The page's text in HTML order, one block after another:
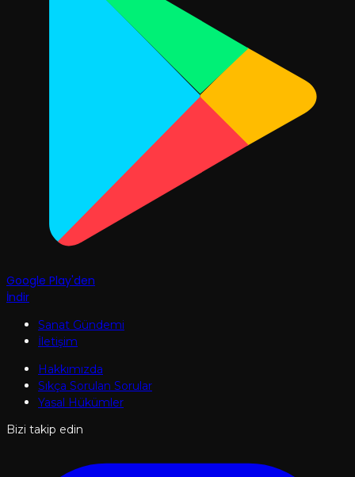
Google Play'den
İndir
Sanat Gündemi
İletişim
Hakkımızda
Sıkça Sorulan Sorular
Yasal Hükümler
Bizi takip edin